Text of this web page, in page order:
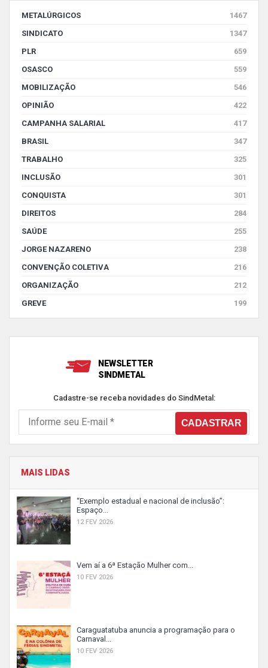
METALÚRGICOS
1467
SINDICATO
1347
PLR
659
OSASCO
559
MOBILIZAÇÃO
546
OPINIÃO
422
CAMPANHA SALARIAL
417
BRASIL
347
TRABALHO
325
INCLUSÃO
301
CONQUISTA
301
DIREITOS
284
SAÚDE
255
JORGE NAZARENO
238
CONVENÇÃO COLETIVA
216
ORGANIZAÇÃO
212
GREVE
199
NEWSLETTER
SINDMETAL
Cadastre-se receba novidades do SindMetal:
MAIS LIDAS
“Exemplo estadual e nacional de inclusão”:
Espaço...
12 FEV 2026
Vem aí a 6ª Estação Mulher com...
10 FEV 2026
Caraguatatuba anuncia a programação para o
Carnaval...
10 FEV 2026